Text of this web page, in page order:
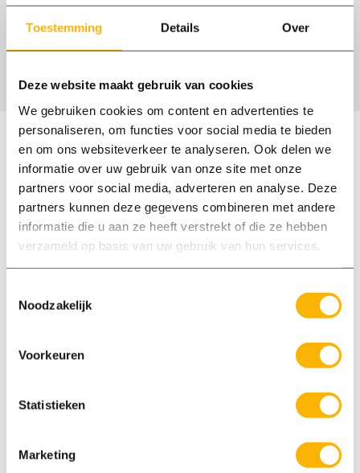
Toestemming Details Over
Deze website maakt gebruik van cookies
We gebruiken cookies om content en advertenties te
personaliseren, om functies voor social media te bieden
en om ons websiteverkeer te analyseren. Ook delen we
informatie over uw gebruik van onze site met onze
partners voor social media, adverteren en analyse. Deze
partners kunnen deze gegevens combineren met andere
informatie die u aan ze heeft verstrekt of die ze hebben
verzameld op basis van uw gebruik van hun services.
Noodzakelijk
Voorkeuren
Statistieken
Marketing
Waarmee kan ik je helpen?
Onze medewerkers spreken Nederlands en
Engels. Wij zijn op maandag t/m vrijdag
bereikbaar tussen 8:00 en 18:00 uur.
E-mail: elspeet@axxent.nl